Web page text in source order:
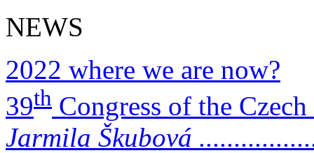
NEWS
2022 where we are now?
39th Congress of the
Jarmila Škubová